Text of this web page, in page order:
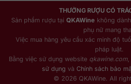
THƯỞNG RƯỢU CÓ
Sản phẩm rượu tại QKAWine không
phụ nữ mang
Việc mua hàng yêu cầu xác minh độ
pháp luật.
Bằng việc sử dụng website qkawine.com
sử dụng và Chính sách bảo
© 2026 QKAWine. All